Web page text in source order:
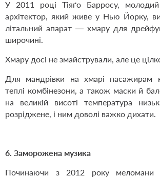
У 2011 році Тіяґо Барросу, молодий
архітектор, який живе у Нью Йорку,
літальний апарат — хмару для
широчині.
Хмару досі не змайстрували, але це
Для мандрівки на хмарі пасажирам
теплі комбінезони, а також маски й
на великій висоті температура
розріджене, і ним доволі важко дихати.
6. Заморожена музика
Починаючи з 2012 року меломани